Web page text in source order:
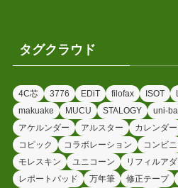
タグクラウド
4C芯 3776 EDiT filofax ISOT
makuake
MUCU STALOGY uni-
アケルンダー
アルスター カレンダー
コピック
コラボレーション コンビニ
モレスキン
ユニコーン リフィルア
レポートパッド
万年筆 修正テープ